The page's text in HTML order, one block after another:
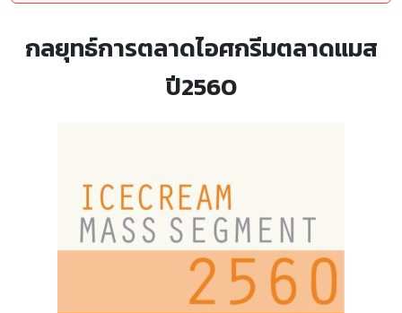
กลยุทธ์การตลาดไอศกรีมตลาดแมส
ปี2560